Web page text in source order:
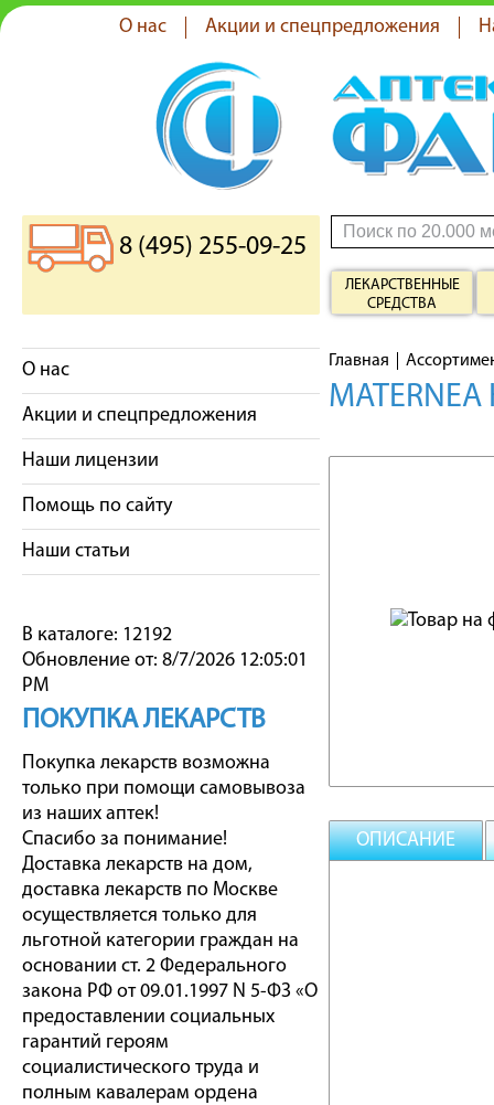
О нас Акции и спецпредложения
8 (495) 255-09-25
ЛЕКАРСТВЕННЫЕ
СРЕДСТВА
О нас
Акции и спецпредложения
Наши лицензии
Помощь по сайту
Наши статьи
В каталоге: 12192
Обновление от: 8/7/2026 12:05:01
PM
ПОКУПКА ЛЕКАРСТВ
Покупка лекарств возможна
только при помощи самовывоза
из наших аптек!
Спасибо за понимание!
Доставка лекарств на дом,
доставка лекарств по Москве
осуществляется только для
льготной категории граждан на
основании ст. 2 Федерального
закона РФ от 09.01.1997 N 5-ФЗ «О
предоставлении социальных
гарантий героям
социалистического труда и
полным кавалерам ордена
Главная
ОПИСАНИЕ